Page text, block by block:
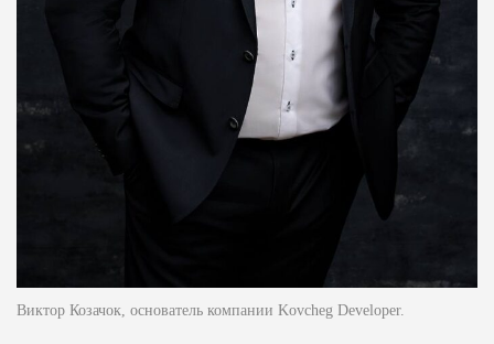
Виктор Козачок, основатель компании Kovcheg Developer.